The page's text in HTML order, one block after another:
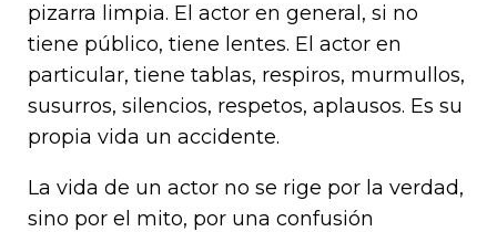
pizarra limpia. El actor en general, si no
tiene público, tiene lentes. El actor en
particular, tiene tablas, respiros, murmullos,
susurros, silencios, respetos, aplausos. Es su
propia vida un accidente.
La vida de un actor no se rige por la verdad,
sino por el mito, por una confusión